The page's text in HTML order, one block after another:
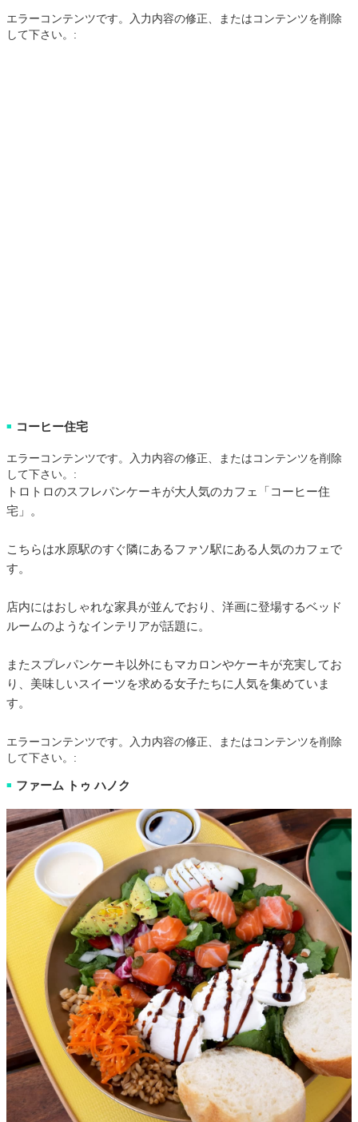
エラーコンテンツです。入力内容の修正、またはコンテンツを削除
して下さい。:
■ コーヒー住宅
エラーコンテンツです。入力内容の修正、またはコンテンツを削除
して下さい。:
トロトロのスフレパンケーキが大人気のカフェ「コーヒー住
宅」。
こちらは水原駅のすぐ隣にあるファソ駅にある人気のカフェで
す。
店内にはおしゃれな家具が並んでおり、洋画に登場するベッド
ルームのようなインテリアが話題に。
またスプレパンケーキ以外にもマカロンやケーキが充実してお
り、美味しいスイーツを求める女子たちに人気を集めていま
す。
エラーコンテンツです。入力内容の修正、またはコンテンツを削除
して下さい。:
■ ファーム トゥ ハノク